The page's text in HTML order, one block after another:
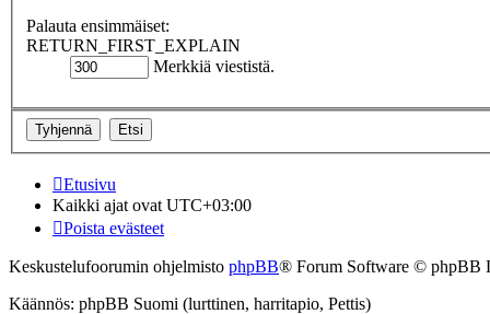
Palauta ensimmäiset:
RETURN_FIRST_EXPLAIN
Merkkiä viestistä.
Etusivu
Kaikki ajat ovat UTC+03:00
Poista evästeet
Keskustelufoorumin ohjelmisto phpBB® Forum Software © phpBB
Käännös: phpBB Suomi (lurttinen, harritapio, Pettis)